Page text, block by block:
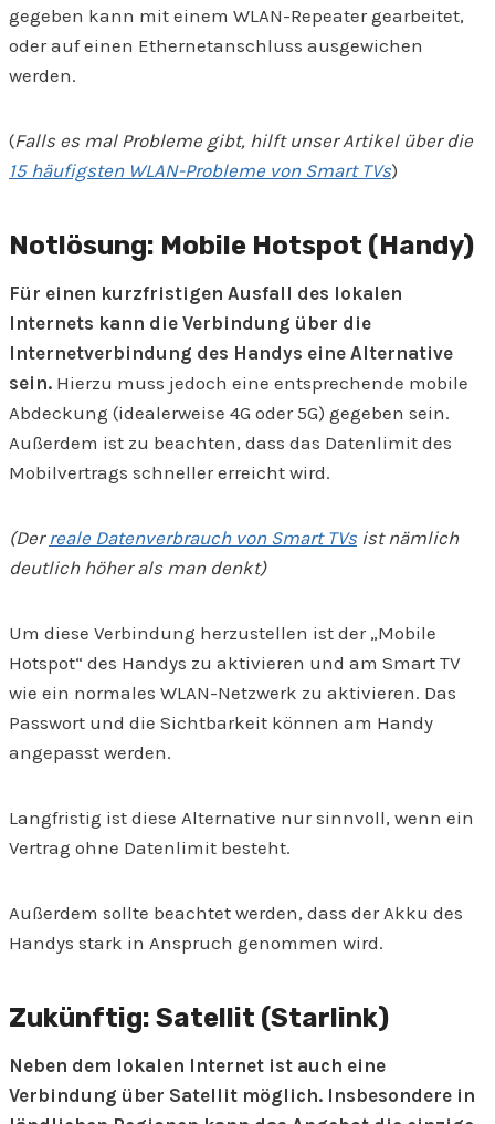
gegeben kann mit einem WLAN-Repeater gearbeitet,
oder auf einen Ethernetanschluss ausgewichen
werden.
(Falls es mal Probleme gibt, hilft unser Artikel über die
15 häufigsten WLAN-Probleme von Smart TVs)
Notlösung: Mobile Hotspot (Handy)
Für einen kurzfristigen Ausfall des lokalen
Internets kann die Verbindung über die
Internetverbindung des Handys eine Alternative
sein. Hierzu muss jedoch eine entsprechende mobile
Abdeckung (idealerweise 4G oder 5G) gegeben sein.
Außerdem ist zu beachten, dass das Datenlimit des
Mobilvertrags schneller erreicht wird.
(Derreale Datenverbrauch von Smart TVsist nämlich
deutlich höher als man denkt)
Um diese Verbindung herzustellen ist der „Mobile
Hotspot“ des Handys zu aktivieren und am Smart TV
wie ein normales WLAN-Netzwerk zu aktivieren. Das
Passwort und die Sichtbarkeit können am Handy
angepasst werden.
Langfristig ist diese Alternative nur sinnvoll, wenn ein
Vertrag ohne Datenlimit besteht.
Außerdem sollte beachtet werden, dass der Akku des
Handys stark in Anspruch genommen wird.
Zukünftig: Satellit (Starlink)
Neben dem lokalen Internet ist auch eine
Verbindung über Satellit möglich. Insbesondere in